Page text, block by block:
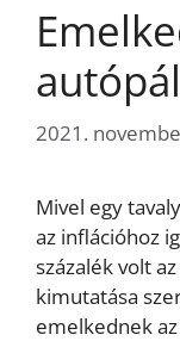
2021.
Mivel egy
az inflációhoz
százalék volt
kimutatása
emelkednek